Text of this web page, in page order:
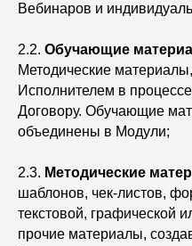
Вебинаров и
2.2. Обучающие
Методические
Исполнителем в
Договору. Обучающие
объединены в Модули;
2.3. Методические
шаблонов, чек-листов,
текстовой, графической
прочие материалы,